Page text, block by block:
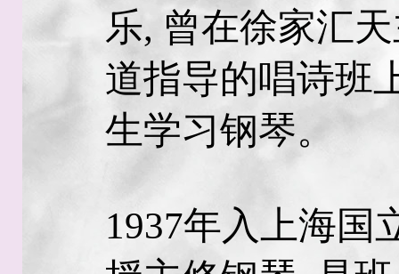
乐, 曾在徐家汇
道指导的唱诗班
生学习钢琴。
1937年入上海国